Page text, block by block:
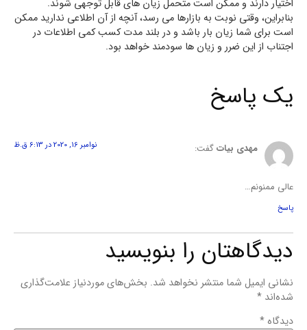
اختیار دارند و ممکن است متحمل زیان های قابل توجهی شوند.
بنابراین، وقتی نوبت به بازارها می رسد، آنچه از آن اطلاعی ندارید ممکن
است برای شما زیان بار باشد و در بلند مدت کسب کمی اطلاعات در
اجتناب از این ضرر و زیان ها سودمند خواهد بود.
یک پاسخ
مهدی بیاتگفت: نوامبر 16, 2020 در 6:13 ق.ظ
عالی ممنونم…
پاسخ
دیدگاهتان را بنویسید
نشانی ایمیل شما منتشر نخواهد شد. بخش‌های موردنیاز علامت‌گذاری
شده‌اند *
دیدگاه *